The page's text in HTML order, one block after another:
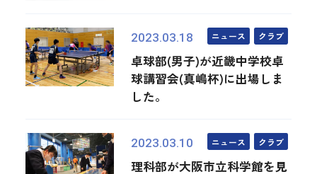
2023.03.18 ニュース クラブ
卓球部(男子)が近畿中学校卓
球講習会(真嶋杯)に出場しま
した。
2023.03.10 ニュース クラブ
理科部が大阪市立科学館を見